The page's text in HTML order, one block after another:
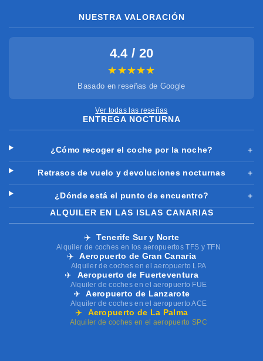
NUESTRA VALORACIÓN
4.4 / 20
★★★★★
Basado en reseñas de Google
Ver todas las reseñas
ENTREGA NOCTURNA
¿Cómo recoger el coche por la noche? ＋
Retrasos de vuelo y devoluciones nocturnas ＋
¿Dónde está el punto de encuentro?
＋
ALQUILER EN LAS ISLAS CANARIAS
✈️ Tenerife Sur y Norte
Alquiler de coches en los aeropuertos TFS y TFN
✈️ Aeropuerto de Gran Canaria
Alquiler de coches en el aeropuerto LPA
✈️ Aeropuerto de Fuerteventura
Alquiler de coches en el aeropuerto FUE
✈️ Aeropuerto de Lanzarote
Alquiler de coches en el aeropuerto ACE
✈️ Aeropuerto de La Palma
Alquiler de coches en el aeropuerto SPC